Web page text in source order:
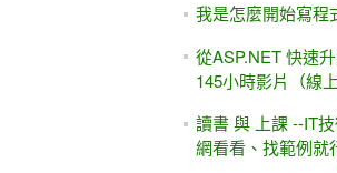
我是怎麼開始寫程
從ASP.NET 快速
145小時影片（線
讀書 與 上課 --IT
網看看、找範例就